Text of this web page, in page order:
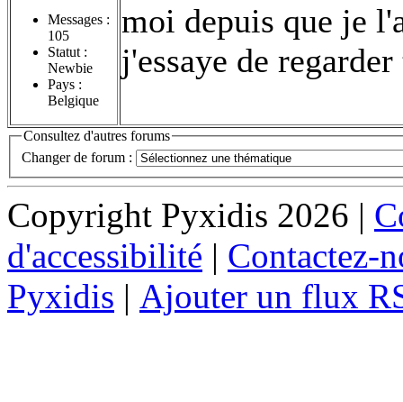
Messages :
105
Statut :
Newbie
Pays :
Belgique
moi depuis que je
j'essaye de
Consultez d'autres forums
Changer de forum :
Copyright Pyxidis 2026 |
d'accessibilité | Contactez-
Pyxidis | Ajouter un flux